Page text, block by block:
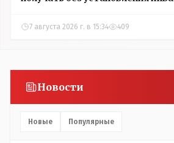
7 августа 2026 г. в 15:34 409
Новости
Новые Популярные